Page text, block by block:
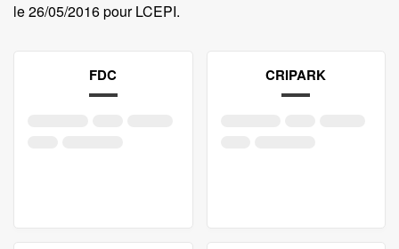
le26/05/2016 pour LCEPI.
FDC CRIPARK